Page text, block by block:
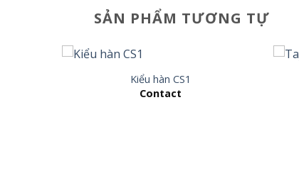
SẢN PHẨM TƯƠNG TỰ
Kiểu hàn CS1
Contact